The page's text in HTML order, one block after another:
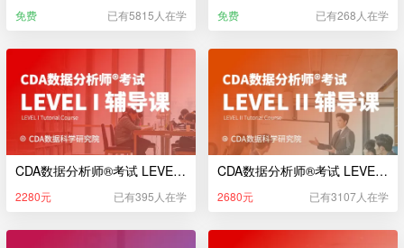
免费 已有5815人在学 免费 已有268人在学
CDA数据分析师®考试 LEVEL I 辅导课（新版）
2280元 已有395人在学
CDA数据分析师®考试 LEVEL II 辅导课（新版）
2680元 已有3107人在学